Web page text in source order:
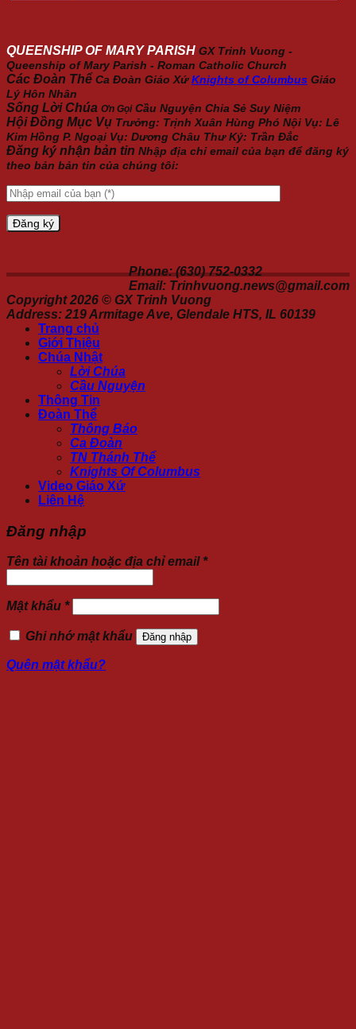
QUEENSHIP OF MARY PARISH GX Trinh Vuong -
Queenship of Mary Parish - Roman Catholic Church
Các Đoàn Thể Ca Đoàn Giáo Xứ Knights of Columbus Giáo
Lý Hôn Nhân
Sống Lời Chúa Ơn Gọi Cầu Nguyện Chia Sẻ Suy Niệm
Hội Đồng Mục Vụ Trưởng: Trịnh Xuân Hùng Phó Nội Vụ: Lê
Kim Hồng P. Ngoại Vụ: Dương Châu Thư Ký: Trần Đắc
Đăng ký nhận bản tin Nhập địa chỉ email của bạn để đăng ký
theo bản bản tin của chúng tôi:
Phone: (630) 752-0332
Email: Trinhvuong.news@gmail.com
Copyright 2026 © GX Trinh Vuong
Address: 219 Armitage Ave, Glendale HTS, IL 60139
Trang chủ
Giới Thiệu
Chúa Nhật
Lời Chúa
Cầu Nguyện
Thông Tin
Đoàn Thể
Thông Báo
Ca Đoàn
TN Thánh Thể
Knights Of Columbus
Video Giáo Xứ
Liên Hệ
Đăng nhập
Tên tài khoản hoặc địa chỉ email *
Mật khẩu *
Ghi nhớ mật khẩu Đăng nhập
Quên mật khẩu?